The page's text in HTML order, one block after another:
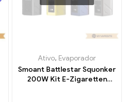
Ativo, Evaporador
Smoant Battlestar Squonker
200W Kit E-Zigaretten